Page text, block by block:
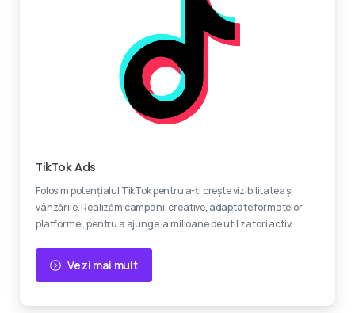
TikTok Ads
Folosim potențialul TikTok pentru a-ți crește vizibilitatea și
vânzările. Realizăm campanii creative, adaptate formatelor
platformei, pentru a ajunge la milioane de utilizatori activi.
Vezi mai mult